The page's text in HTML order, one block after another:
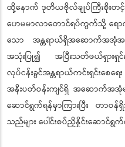
ထို့နောက် ဒုတိယဗိုလ်ချုပ်ကြီးစိုးတ
ဟေမမာလာတောင်ရပ်ကွက်သို့ ရောက်
သော အန္တရာယ်ရှိအဆောက်အအုံအပျ
အသုံးပြု၍ အပြီးသတ်ဖယ်ရှားရှင်
လုပ်ငန်းခွင်အန္တရာယ်ကင်းရှင်းစေ
အနီးပတ်ဝန်းကျင်ရှိ အဆောက်အအုံမ
ဆောင်ရွက်ရန်မှာကြားပြီး တာဝန်
သည်များ ပေါင်းစပ်ညှိနှိုင်းဆောင်ရွ